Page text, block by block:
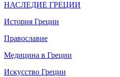
НАСЛЕДИЕ ГРЕЦИИ
История Греции
Православие
Медицина в Греции
Искусство Греции